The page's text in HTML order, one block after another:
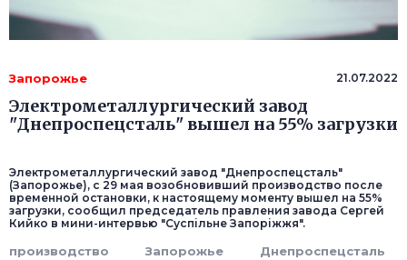
Запорожье 21.07.2022
Электрометаллургический завод
"Днепроспецсталь" вышел на 55% загрузки
Электрометаллургический завод "Днепроспецсталь"
(Запорожье), с 29 мая возобновивший производство после
временной остановки, к настоящему моменту вышел на 55%
загрузки, сообщил председатель правления завода Сергей
Кийко в мини-интервью "Суспільне Запоріжжя".
производство Запорожье Днепроспецсталь